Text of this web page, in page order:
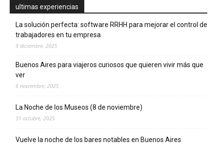
ultimas experiencias
La solución perfecta: software RRHH para mejorar el control de
trabajadores en tu empresa
9 diciembre, 2025
Buenos Aires para viajeros curiosos que quieren vivir más que
ver
6 noviembre, 2025
La Noche de los Museos (8 de noviembre)
31 octubre, 2025
Vuelve la noche de los bares notables en Buenos Aires